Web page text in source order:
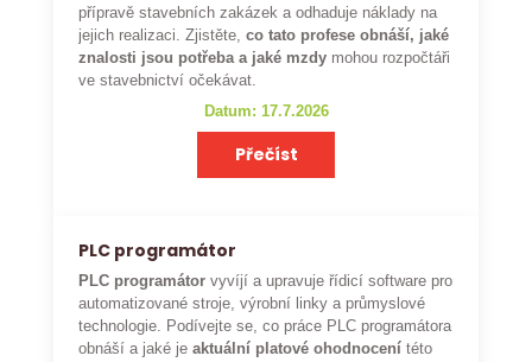
přípravě stavebních zakázek a odhaduje náklady na
jejich realizaci. Zjistěte,co tato profese obnáší, jaké
znalosti jsou potřeba a jaké mzdy mohou rozpočtáři
ve stavebnictví očekávat.
Datum: 17.7.2026
Přečíst
PLC programátor
PLC programátor vyvíjí a upravuje řídicí software pro
automatizované stroje, výrobní linky a průmyslové
technologie. Podívejte se, co práce PLC programátora
obnáší a jaké je aktuální platové ohodnocení této